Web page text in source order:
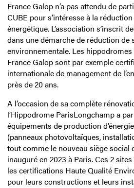
France Galop n’a pas attendu de
CUBE pour s’intéresse à la
énergétique. L’association s’inscrit
dans une démarche de réduction de
environnementale. Les
France Galop sont par exemple
internationale de management de
près de 20 ans.
A l’occasion de sa complète
l’Hippodrome ParisLongchamp a
équipements de production
(panneaux photovoltaïques,
tout comme le nouveau siège social
inauguré en 2023 à Paris. Ces 2
les certifications Haute Qualité
pour leurs constructions et leurs